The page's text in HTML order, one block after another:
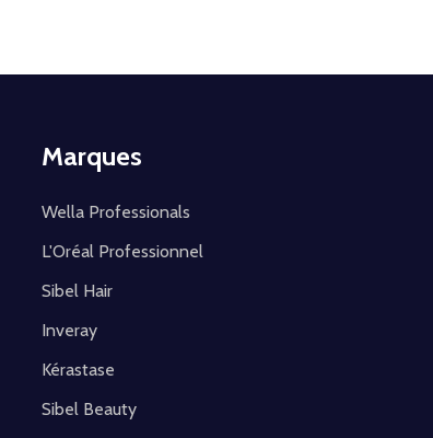
Marques
Wella Professionals
L'Oréal Professionnel
Sibel Hair
Inveray
Kérastase
Sibel Beauty